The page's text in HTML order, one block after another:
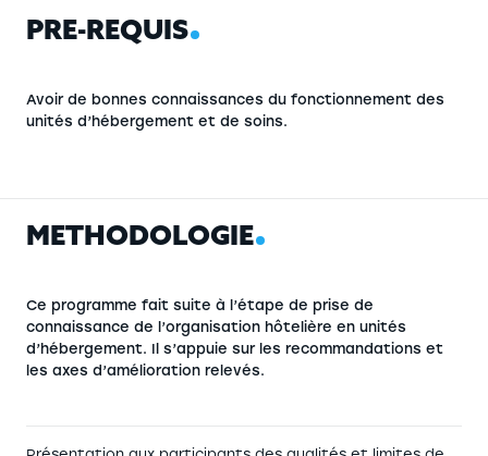
PRÉ-REQUIS
Avoir de bonnes connaissances du fonctionnement des
unités d’hébergement et de soins.
MÉTHODOLOGIE
Ce programme fait suite à l’étape de prise de
connaissance de l’organisation hôtelière en unités
d’hébergement. Il s’appuie sur les recommandations et
les axes d’amélioration relevés.